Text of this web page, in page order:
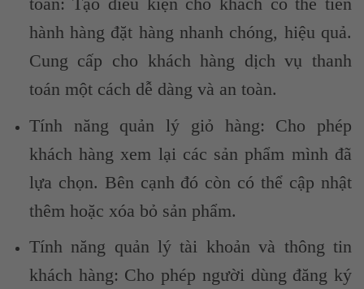
hành hàng đặt hàng nhanh chóng, hiệu quả.
Cung cấp cho khách hàng dịch vụ thanh
toán một cách dễ dàng và an toàn.
Tính năng quản lý giỏ hàng: Cho phép
khách hàng xem lại các sản phẩm mình đã
lựa chọn. Bên cạnh đó còn có thể cập nhật
thêm hoặc xóa bỏ sản phẩm.
Tính năng quản lý tài khoản và thông tin
khách hàng: Cho phép người dùng đăng ký